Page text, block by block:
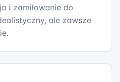
i zamiłowanie do
ale zawsze